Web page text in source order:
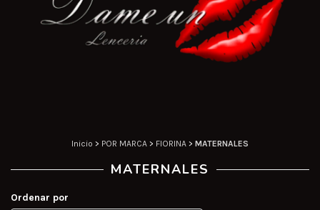
Inicio > POR MARCA > FIORINA > MATERNALES
MATERNALES
Ordenar por